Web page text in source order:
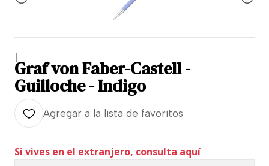
|
Graf von Faber-Castell -
Guilloche - Indigo
Agregar a la lista de favoritos
Si vives en el extranjero, consulta aquí